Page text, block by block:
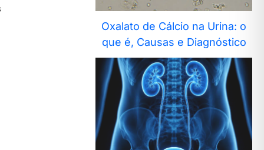
Oxalato de Cálcio na Urina: o
que é, Causas e Diagnóstico